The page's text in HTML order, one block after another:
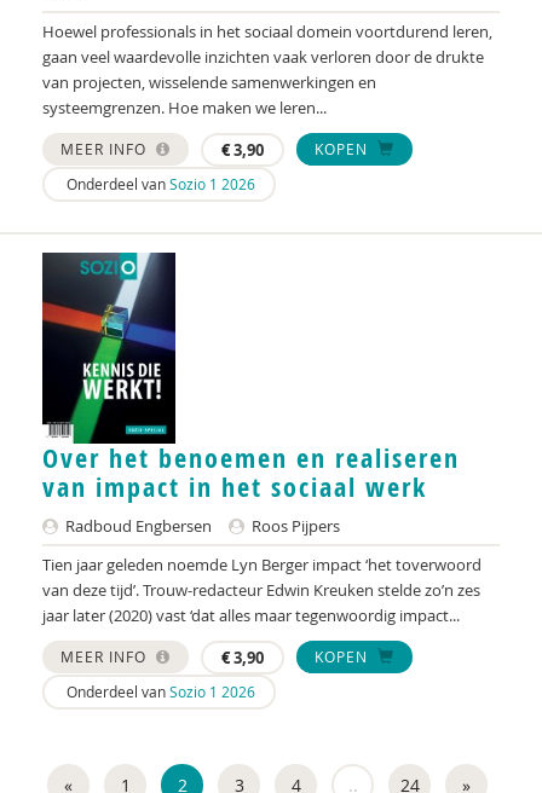
Alke Haarsma-Wisselink
Mirjam de Haas
Chris Hagelen-Muller
Denise Hall
Coosje Hammink
Lectoraat Rehabilitatie, Hanze
Willemijn den Harder
Anne-Laura van Harmelen
Eva van Harten
Marcha Hartman - van der Laan
Wiljan Hendrikx
Niels Hermens
Maaike Hermsen
Mariska ten Heuw
John Hokkeling
Sophie Hospers
Hoewel professionals in het sociaal domein voortdurend leren,
gaan veel waardevolle inzichten vaak verloren door de drukte
van projecten, wisselende samenwerkingen en
systeemgrenzen. Hoe maken we leren...
MEER INFO €3,90
KOPEN
Onderdeel vanSozio 1 2026
Over het benoemen en realiseren
van impact in het sociaal werk
Radboud Engbersen
Roos Pijpers
Tien jaar geleden noemde Lyn Berger impact ‘het toverwoord
van deze tijd’. Trouw-redacteur Edwin Kreuken stelde zo’n zes
jaar later (2020) vast ‘dat alles maar tegenwoordig impact...
MEER INFO €3,90
KOPEN
Onderdeel vanSozio 1 2026
« 1 2 3 4 .. 24 »